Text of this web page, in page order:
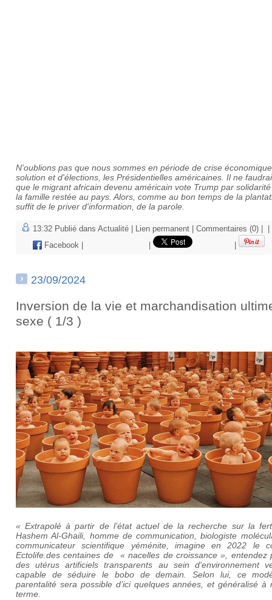
N'oublions pas que nous sommes en période de crise
solution et d'élections, les Présidentielles américaines. Il ne
que le migrant africain devenu américain vote Trump par
la famille restée au pays. Alors, comme au bon temps de la
suffit de le priver d'information, de la parole.
13:32 Publié dans Actualité Lien permanent Commentaires (0)
Facebook
23/09/2024
Inversion de la vie et marchandisation
sexe ( 1/3 )
« Extrapolé à partir de l’état actuel de la recherche sur la
Hashem Al-Ghaili, homme de communication, biologiste
communicateur scientifique yéménite, imagine en 2022 le
Ectolife.des centaines de « nacelles de croissance »,
des utérus artificiels transparents au sein d'environnement
capable de séduire le bobo de demain. Selon lui, ce
parentalité sera possible d’ici quelques années, et généralisé à
terme.